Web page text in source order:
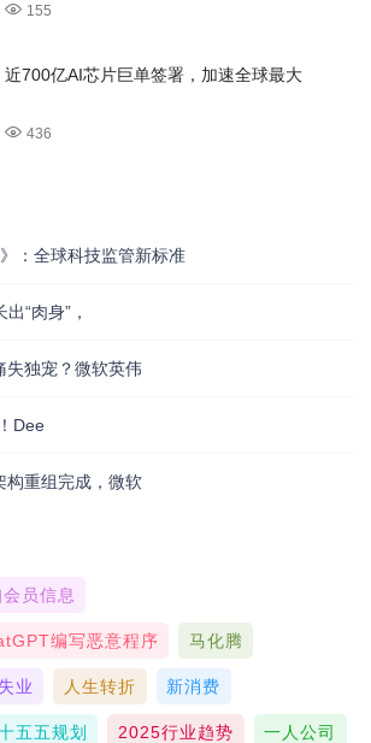
155
近700亿AI芯片巨单签署，加速全球最大
436
：全球科技监管新标准
“肉身”，
失独宠？微软英伟
Dee
构重组完成，微软
员信息
编写恶意程序 马化腾
业 人生转折 新消费
五五规划 2025行业趋势 一人公司